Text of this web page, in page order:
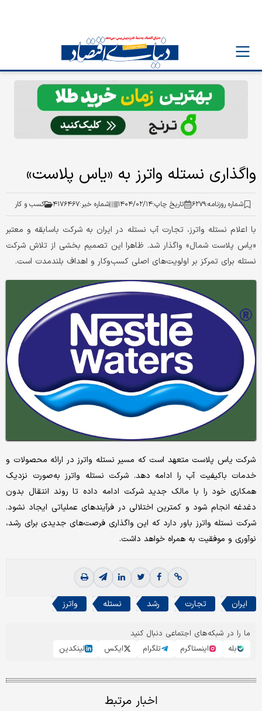
واگذاری نستله واترز به «یاس پلاست»
شماره روزنامه:۶۲۷۹ تاریخ چاپ:۱۴۰۴/۰۲/۱۴ شماره خبر:۴۱۷۶۴۶۷ کسب و کار
با اعلام نستله واترز، تجارت آب نستله در ایران به شرکت باسابقه و معتبر
«یاس پلاست شمال» واگذار شد. ظاهرا این تصمیم بخشی از تلاش‌‌ شرکت
نستله برای تمرکز بر اولویت‌های اصلی کسب‌‌وکار و اهداف بلندمدت است.
شرکت یاس پلاست متعهد است که مسیر نستله واترز در ارائه محصولات و
خدمات باکیفیت آب را ادامه دهد. شرکت نستله واترز به‌‌صورت نزدیک
همکاری خود را با مالک جدید شرکت ادامه داده تا روند انتقال بدون
دغدغه انجام شود و کمترین اختلالی در فرآیندهای عملیاتی ایجاد نشود.
شرکت نستله واترز باور دارد که این واگذاری فرصت‌‌های جدیدی برای رشد،
نوآوری و موفقیت به همراه خواهد داشت.
ایران تجارت رشد نستله واترز
ما را در شبکه‌های اجتماعی دنبال کنید
بله
اینستاگرم تلگرام ایکس لینکدین
اخبار مرتبط